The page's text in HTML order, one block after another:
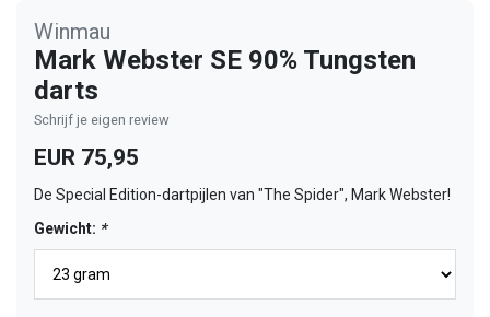
Winmau
Mark Webster SE 90% Tungsten
darts
Schrijf je eigen review
EUR 75,95
De Special Edition-dartpijlen van "The Spider", Mark Webster!
Gewicht: *